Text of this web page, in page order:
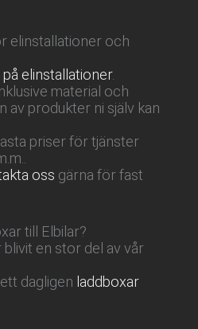
elinstallationer och
elinstallationer.
material och
av produkter ni själv kan
priser för tjänster
oss gärna för fast
till Elbilar?
en stor del av vår
dagligen laddboxar